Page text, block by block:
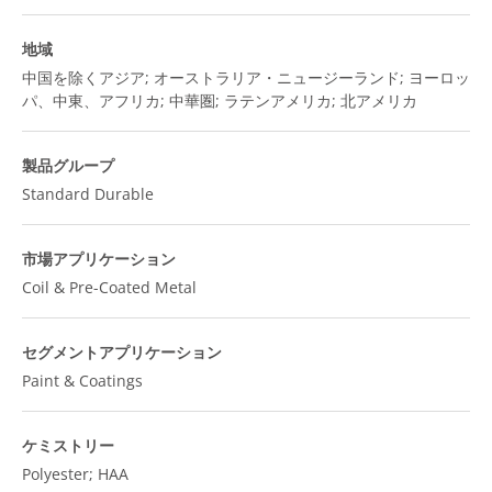
地域
中国を除くアジア; オーストラリア・ニュージーランド; ヨーロッ
パ、中東、アフリカ; 中華圏; ラテンアメリカ; 北アメリカ
製品グループ
Standard Durable
市場アプリケーション
Coil & Pre-Coated Metal
セグメントアプリケーション
Paint & Coatings
ケミストリー
Polyester; HAA